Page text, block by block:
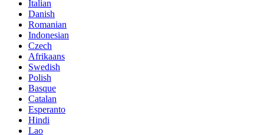
Italian
Danish
Romanian
Indonesian
Czech
Afrikaans
Swedish
Polish
Basque
Catalan
Esperanto
Hindi
Lao